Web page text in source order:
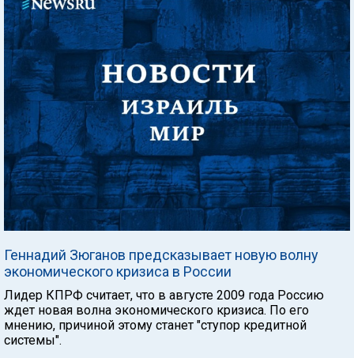
Геннадий Зюганов предсказывает новую волну
экономического кризиса в России
Лидер КПРФ считает, что в августе 2009 года Россию
ждет новая волна экономического кризиса. По его
мнению, причиной этому станет "ступор кредитной
системы".